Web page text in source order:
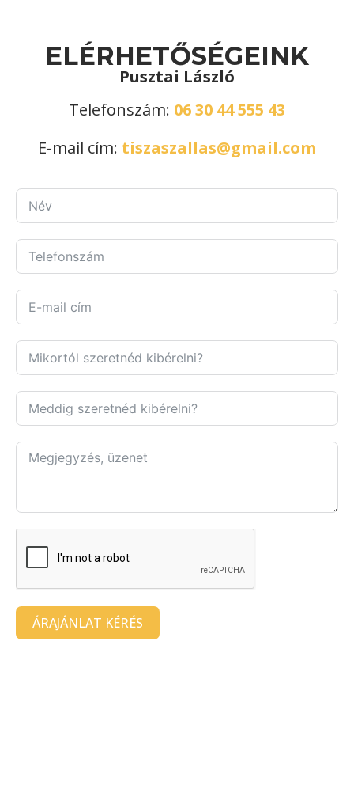
ELÉRHETŐSÉGEINK
Pusztai László
Telefonszám: 06 30 44 555 43
E-mail cím: tiszaszallas@gmail.com
ÁRAJÁNLAT KÉRÉS